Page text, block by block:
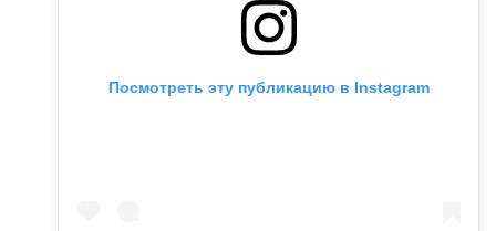
Посмотреть эту публикацию в Instagram